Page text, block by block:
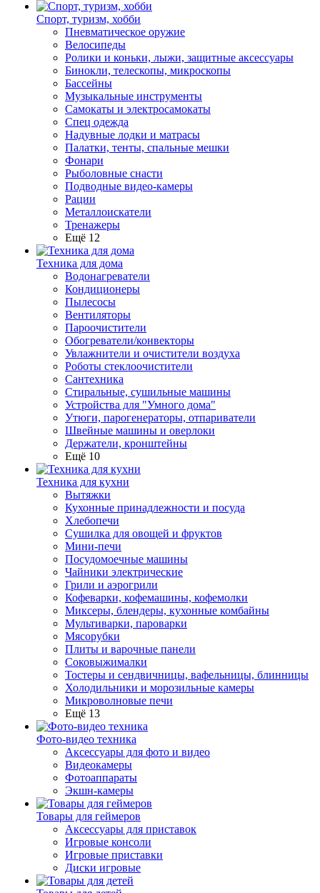
Спорт, туризм, хобби
Пневматическое оружие
Велосипеды
Ролики и коньки, лыжи, защитные аксессуары
Бинокли, телескопы, микроскопы
Бассейны
Музыкальные инструменты
Самокаты и электросамокаты
Спец одежда
Надувные лодки и матрасы
Палатки, тенты, спальные мешки
Фонари
Рыболовные снасти
Подводные видео-камеры
Рации
Металлоискатели
Тренажеры
Ещё 12
Техника для дома
Водонагреватели
Кондиционеры
Пылесосы
Вентиляторы
Пароочистители
Обогреватели/конвекторы
Увлажнители и очистители воздуха
Роботы стеклоочистители
Сантехника
Стиральные, сушильные машины
Устройства для "Умного дома"
Утюги, парогенераторы, отпариватели
Швейные машины и оверлоки
Держатели, кронштейны
Ещё 10
Техника для кухни
Вытяжки
Кухонные принадлежности и посуда
Хлебопечи
Сушилка для овощей и фруктов
Мини-печи
Посудомоечные машины
Чайники электрические
Грили и аэрогрили
Кофеварки, кофемашины, кофемолки
Миксеры, блендеры, кухонные комбайны
Мультиварки, пароварки
Мясорубки
Плиты и варочные панели
Соковыжималки
Тостеры и сендвичницы, вафельницы, блинницы
Холодильники и морозильные камеры
Микроволновые печи
Ещё 13
Фото-видео техника
Аксессуары для фото и видео
Видеокамеры
Фотоаппараты
Экшн-камеры
Товары для геймеров
Аксессуары для приставок
Игровые консоли
Игровые приставки
Диски игровые